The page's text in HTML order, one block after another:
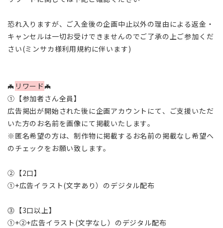
恐れ入りますが、ご入金後の企画中止以外の理由による返金・
キャンセルは一切お受けできませんのでご了承の上ご参加くだ
さい(ミンサカ様利用規約に伴います)
🦇 リワード🦇
①【参加者さん全員】
広告掲出が開始された後に企画アカウントにて、ご支援いただ
いた方のお名前を画像にて掲載いたします。
※匿名希望の方は、制作物に掲載するお名前の掲載なし希望へ
のチェックをお願い致します。
②【2口】
①+広告イラスト(文字あり）のデジタル配布
⓷【3口以上】
①+②+広告イラスト(文字なし）のデジタル配布